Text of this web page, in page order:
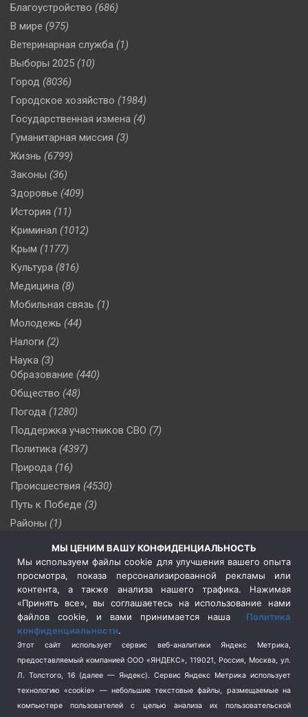
Благоустройство (686)
В мире (975)
Ветеринарная служба (1)
Выборы 2025 (10)
Город (8036)
Городское хозяйство (1984)
Государственная измена (4)
Гуманитарная миссия (3)
Жизнь (6799)
Законы (36)
Здоровье (409)
История (11)
Криминал (1012)
Крым (1177)
Культура (816)
Медицина (8)
Мобильная связь (1)
Молодежь (44)
Налоги (2)
Наука (3)
Образование (440)
Общество (48)
Погода (1280)
Поддержка участников СВО (7)
Политика (4397)
Природа (16)
Происшествия (4530)
Путь к Победе (3)
Районы (1)
(510)
Сельское хозяйство (3)
Социальная политика
(3)
Спецоперация в Украине
Спецоперация на Украине
(404)
Спорт (740)
Терроризм (1)
Транспорт (262)
Туризм (178)
МЫ ЦЕНИМ ВАШУ КОНФИДЕНЦИАЛЬНОСТЬ
Мы используем файлы cookie для улучшения вашего опыта
просмотра, показа персонализированной рекламы или
контента, а также анализа нашего трафика. Нажимая
«Принять все», вы соглашаетесь на использование нами
файлов cookie, и вами принимается наша Политика
конфиденциальности.
Этот сайт использует сервис веб-аналитики Яндекс Метрика,
предоставляемый компанией ООО «ЯНДЕКС», 119021, Россия, Москва, ул.
Л. Толстого, 16 (далее — Яндекс). Сервис Яндекс Метрика использует
технологию «cookie» — небольшие текстовые файлы, размещаемые на
компьютере пользователей с целью анализа их пользовательской